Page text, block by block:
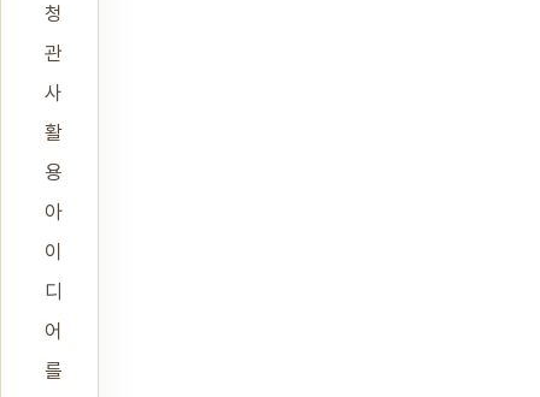
청
관
사
활
용
아
이
디
어
를